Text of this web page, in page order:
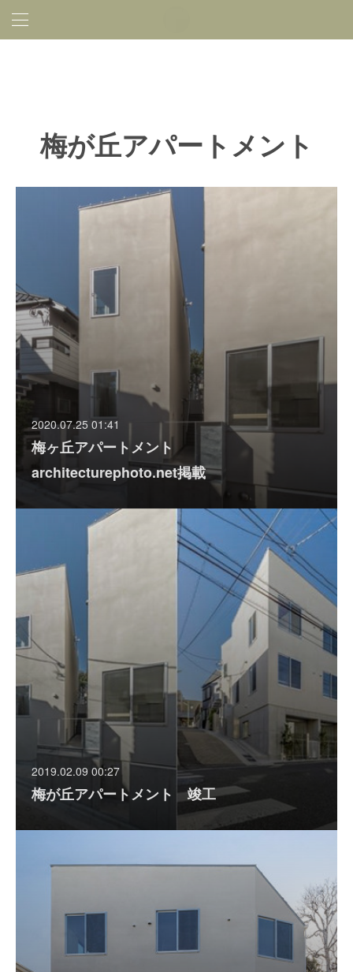
梅が丘アパートメント
2020.07.25 01:41
梅ヶ丘アパートメント
architecturephoto.net掲載
2019.02.09 00:27
梅が丘アパートメント 竣工